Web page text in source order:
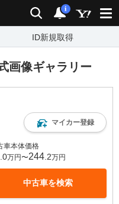
検索 通知
i
ID新規取得
画像ギャラリー
マイカー登録
車本体価格
.0万円〜244 .2万円
中古車を検索